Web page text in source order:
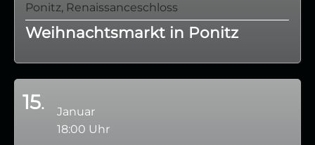
Ponitz, Renaissanceschloss
Weihnachtsmarkt in Ponitz
15
Januar
18:00 Uhr